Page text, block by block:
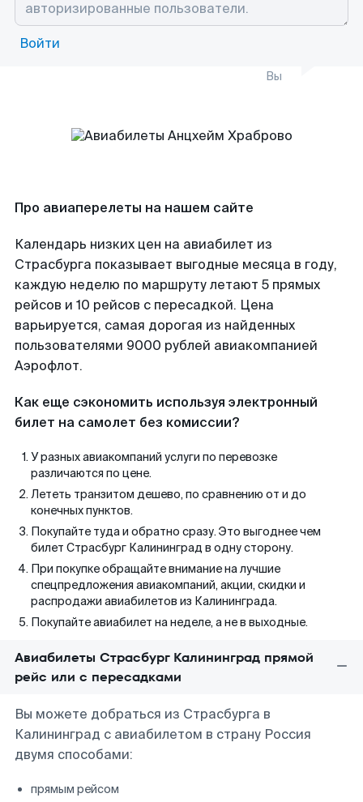
Войти
Вы
Про авиаперелеты на нашем сайте
Календарь низких цен на авиабилет из
Страсбурга показывает выгодные месяца в году,
каждую неделю по маршруту летают 5 прямых
рейсов и 10 рейсов с пересадкой. Цена
варьируется, самая дорогая из найденных
пользователями 9000 рублей авиакомпанией
Аэрофлот.
Как еще сэкономить используя электронный
билет на самолет без комиссии?
У разных авиакомпаний услуги по перевозке
различаются по цене.
Лететь транзитом дешево, по сравнению от и до
конечных пунктов.
Покупайте туда и обратно сразу. Это выгоднее чем
билет Страсбург Калининград в одну сторону.
При покупке обращайте внимание на лучшие
спецпредложения авиакомпаний, акции, скидки и
распродажи авиабилетов из Калининграда.
Покупайте авиабилет на неделе, а не в выходные.
Авиабилеты Страсбург Калининград прямой
рейс или с пересадками
Вы можете добраться из Страсбурга в
Калининград с авиабилетом в страну Россия
двумя способами:
прямым рейсом